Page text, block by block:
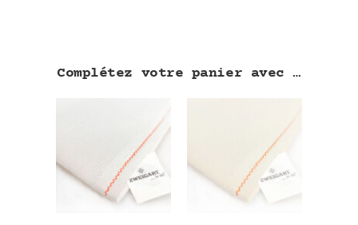
Complétez votre panier avec …
A
VARIATIONS.
A
VARIATIONS.